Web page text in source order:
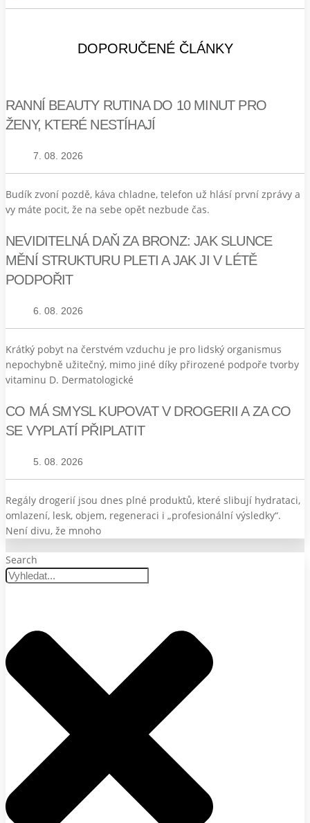
DOPORUČENÉ ČLÁNKY
RANNÍ BEAUTY RUTINA DO 10 MINUT PRO
ŽENY, KTERÉ NESTÍHAJÍ
7. 08. 2026
Budík zvoní pozdě, káva chladne, telefon už hlásí první zprávy a
vy máte pocit, že na sebe opět nezbude čas.
NEVIDITELNÁ DAŇ ZA BRONZ: JAK SLUNCE
MĚNÍ STRUKTURU PLETI A JAK JI V LÉTĚ
PODPOŘIT
6. 08. 2026
Krátký pobyt na čerstvém vzduchu je pro lidský organismus
nepochybně užitečný, mimo jiné díky přirozené podpoře tvorby
vitaminu D. Dermatologické
CO MÁ SMYSL KUPOVAT V DROGERII A ZA CO
SE VYPLATÍ PŘIPLATIT
5. 08. 2026
Regály drogerií jsou dnes plné produktů, které slibují hydrataci,
omlazení, lesk, objem, regeneraci i „profesionální výsledky“.
Není divu, že mnoho
Search